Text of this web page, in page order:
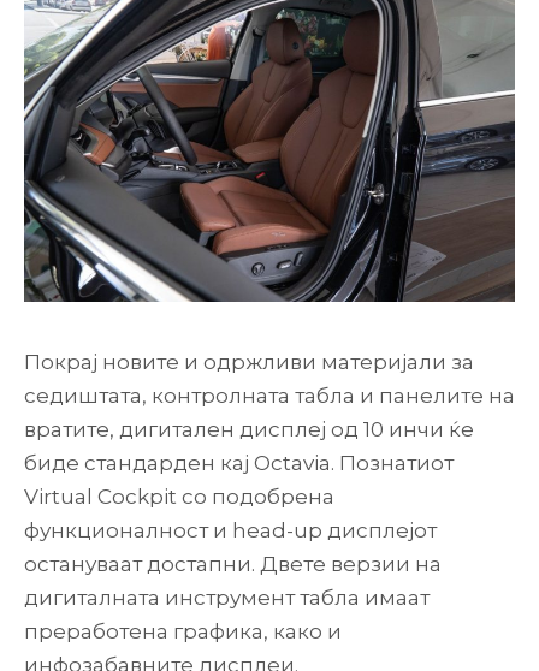
Покрај новите и одржливи материјали за
седиштата, контролната табла и панелите на
вратите, дигитален дисплеј од 10 инчи ќе
биде стандарден кај Octavia. Познатиот
Virtual Cockpit со подобрена
функционалност и head-up дисплејот
остануваат достапни. Двете верзии на
дигиталната инструмент табла имаат
преработена графика, како и
инфозабавните дисплеи.